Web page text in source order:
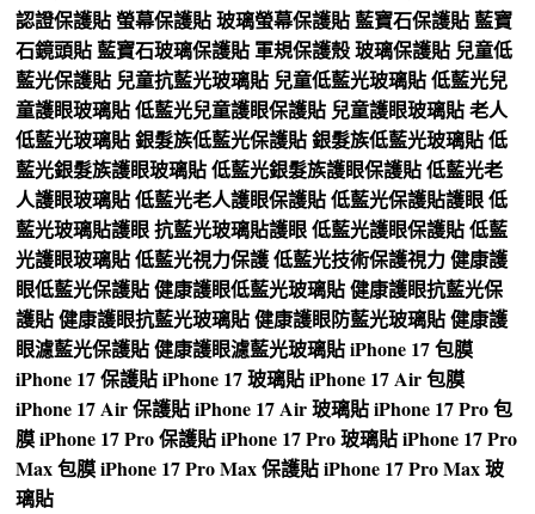
認證保護貼螢幕保護貼玻璃螢幕保護貼藍寶石保護貼藍寶
石鏡頭貼藍寶石玻璃保護貼 軍規保護殼玻璃保護貼 兒童低
藍光保護貼 兒童抗藍光玻璃貼 兒童低藍光玻璃貼低藍光兒
童護眼玻璃貼低藍光兒童護眼保護貼 兒童護眼玻璃貼老人
低藍光玻璃貼銀髮族低藍光保護貼銀髮族低藍光玻璃貼低
藍光銀髮族護眼玻璃貼低藍光銀髮族護眼保護貼低藍光老
人護眼玻璃貼低藍光老人護眼保護貼低藍光保護貼護眼低
藍光玻璃貼護眼抗藍光玻璃貼護眼低藍光護眼保護貼低藍
光護眼玻璃貼低藍光視力保護低藍光技術保護視力健康護
眼低藍光保護貼健康護眼低藍光玻璃貼健康護眼抗藍光保
護貼健康護眼抗藍光玻璃貼健康護眼防藍光玻璃貼健康護
眼濾藍光保護貼健康護眼濾藍光玻璃貼iPhone 17 包膜
iPhone 17 保護貼iPhone 17 玻璃貼iPhone 17 Air 包膜
iPhone 17 Air 保護貼iPhone 17 Air 玻璃貼iPhone 17 Pro 包
膜iPhone 17 Pro 保護貼iPhone 17 Pro 玻璃貼iPhone 17 Pro
Max 包膜iPhone 17 Pro Max 保護貼iPhone 17 Pro Max 玻
璃貼